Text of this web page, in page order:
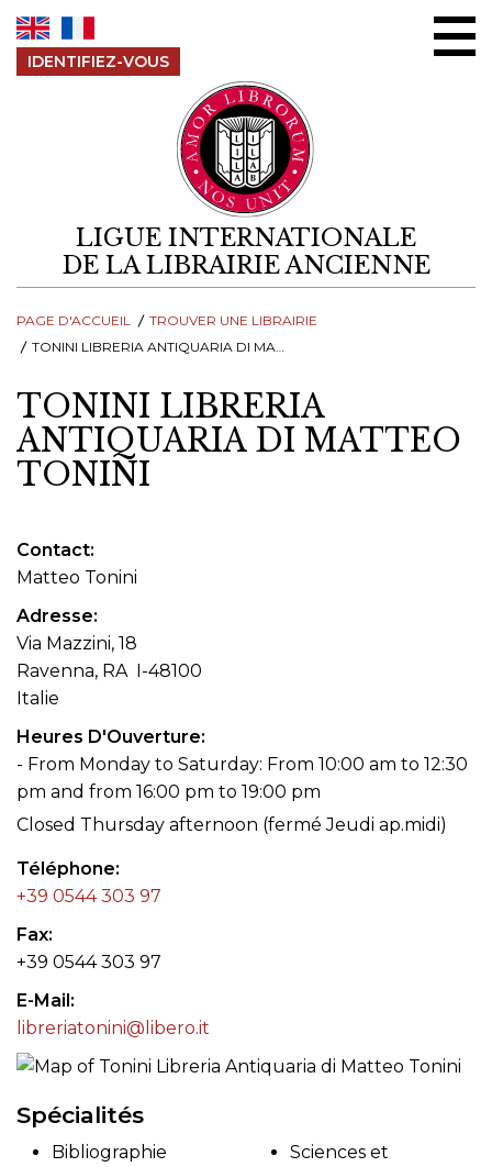
IDENTIFIEZ-VOUS
LIGUE INTERNATIONALE
DE LA LIBRAIRIE ANCIENNE
PAGE D'ACCUEIL
TROUVER UNE LIBRAIRIE
TONINI LIBRERIA ANTIQUARIA DI MATTEO TONINI
TONINI LIBRERIA
ANTIQUARIA DI MATTEO
TONINI
Contact
Matteo Tonini
Adresse
Via Mazzini, 18
Ravenna, RA I-48100
Italie
Heures D'Ouverture
- From Monday to Saturday: From 10:00 am to 12:30
pm and from 16:00 pm to 19:00 pm
Closed Thursday afternoon (fermé Jeudi ap.midi)
Téléphone
+39 0544 303 97
Fax
+39 0544 303 97
E-Mail
libreriatonini@libero.it
Spécialités
Bibliographie
Sciences et